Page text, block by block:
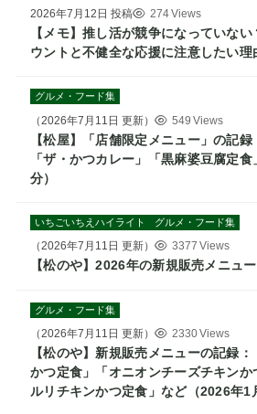
2026年7月12日 投稿 274 Views
【メモ】推し活が競争になっていな
ウントと不健全な応援に注意したい理
グルメ・フード集
（2026年7月11日 更新） 549 Views
【松屋】「店舗限定メニュー」の記録
「ザ・かつカレー」「黒麻婆豆腐定
分）
いちごいちえハイライト グルメ・フード集
（2026年7月11日 更新） 3377 Views
【松のや】2026年の新規販売メニュ
グルメ・フード集
（2026年7月11日 更新） 2330 Views
【松のや】新規販売メニューの記録
かつ定食」「オニオンチーズチキンか
ルリチキンかつ定食」など（2026年1